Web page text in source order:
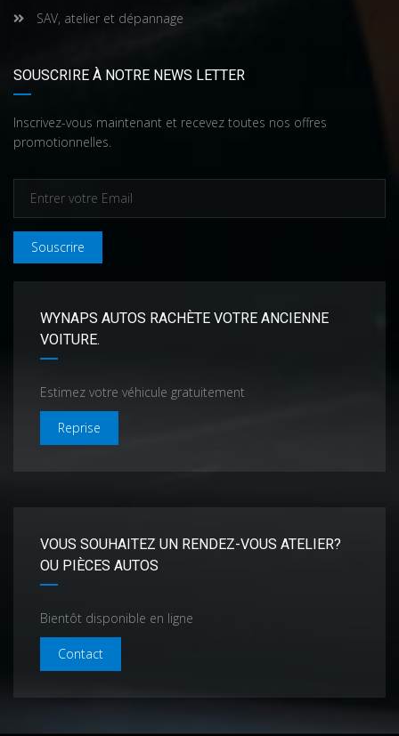
SAV, atelier et dépannage
SOUSCRIRE À NOTRE NEWS LETTER
Inscrivez-vous maintenant et recevez toutes nos offres
promotionnelles.
Souscrire
WYNAPS AUTOS RACHÈTE VOTRE ANCIENNE
VOITURE.
Estimez votre véhicule gratuitement
Reprise
VOUS SOUHAITEZ UN RENDEZ-VOUS ATELIER?
OU PIÈCES AUTOS
Bientôt disponible en ligne
Contact